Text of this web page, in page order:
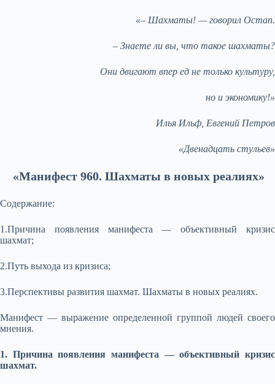
«– Шахматы! — говорил Остап.
– Знаете ли вы, что такое шахматы?
Они двигают впер ед не только культуру,
но и экономику!»
Илья Ильф, Евгений Петров
«Двенадцать стульев»
«Манифест 960. Шахматы в новых реалиях»
Содержание:
1.Причина появления манифеста — объективный кризис
шахмат;
2.Путь выхода из кризиса;
3.Перспективы развития шахмат. Шахматы в новых реалиях.
Манифест — выражение определенной группой людей своего
мнения.
1. Причина появления манифеста — объективный кризис
шахмат.